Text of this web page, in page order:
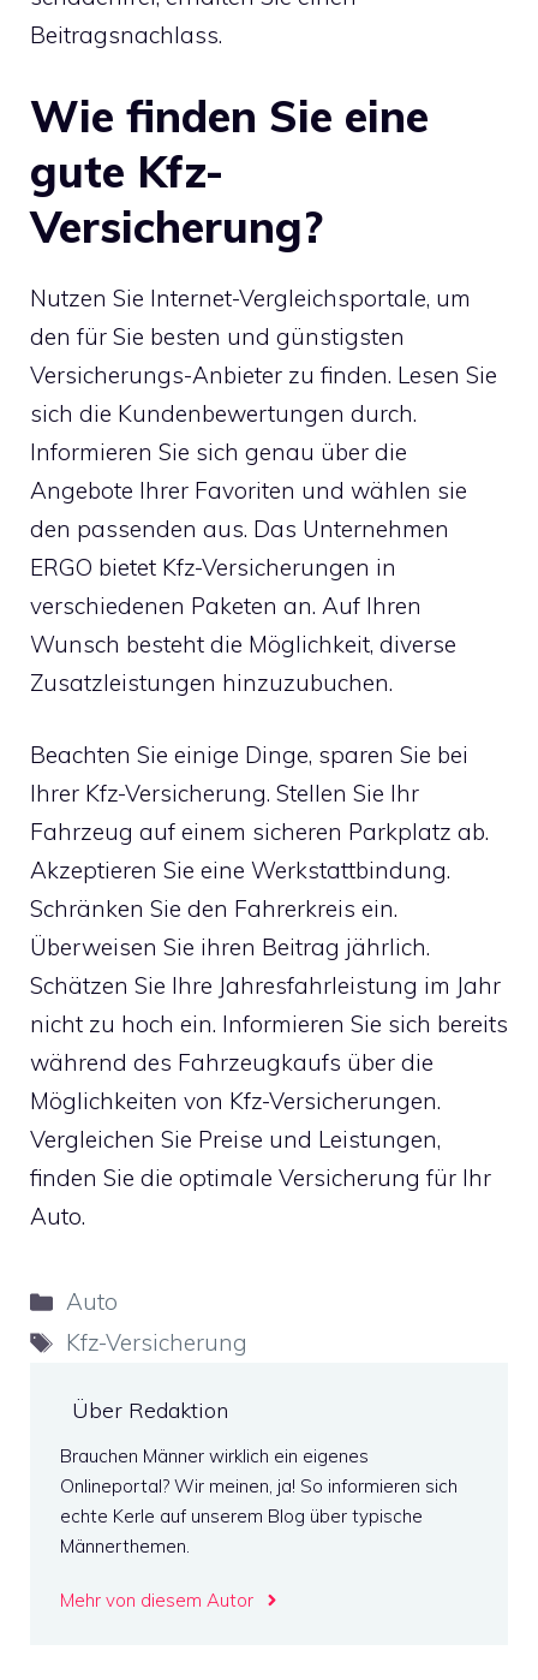
Beitragsnachlass.
Wie finden Sie eine
gute Kfz-
Versicherung?
Nutzen Sie Internet-Vergleichsportale, um
den für Sie besten und günstigsten
Versicherungs-Anbieter zu finden. Lesen Sie
sich die Kundenbewertungen durch.
Informieren Sie sich genau über die
Angebote Ihrer Favoriten und wählen sie
den passenden aus. Das Unternehmen
ERGO bietet Kfz-Versicherungen in
verschiedenen Paketen an. Auf Ihren
Wunsch besteht die Möglichkeit, diverse
Zusatzleistungen hinzuzubuchen.
Beachten Sie einige Dinge, sparen Sie bei
Ihrer Kfz-Versicherung. Stellen Sie Ihr
Fahrzeug auf einem sicheren Parkplatz ab.
Akzeptieren Sie eine Werkstattbindung.
Schränken Sie den Fahrerkreis ein.
Überweisen Sie ihren Beitrag jährlich.
Schätzen Sie Ihre Jahresfahrleistung im Jahr
nicht zu hoch ein. Informieren Sie sich bereits
während des Fahrzeugkaufs über die
Möglichkeiten von Kfz-Versicherungen.
Vergleichen Sie Preise und Leistungen,
finden Sie die optimale Versicherung für Ihr
Auto.
Kategorien
Auto
Schlagwörter
Kfz-Versicherung
Über Redaktion
Brauchen Männer wirklich ein eigenes
Onlineportal? Wir meinen, ja! So informieren sich
echte Kerle auf unserem Blog über typische
Männerthemen.
Mehr von diesem Autor